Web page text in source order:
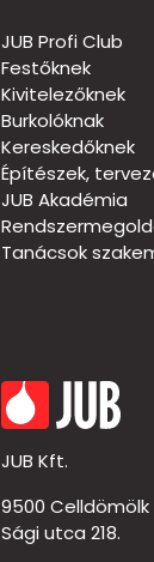
JUB Profi Club
Festőknek
Kivitelezőknek
Burkolóknak
Kereskedőknek
Építészek,
JUB Akadémia
Tanácsok
JUB Kft.
9500 Celldömölk
Sági utca 218.